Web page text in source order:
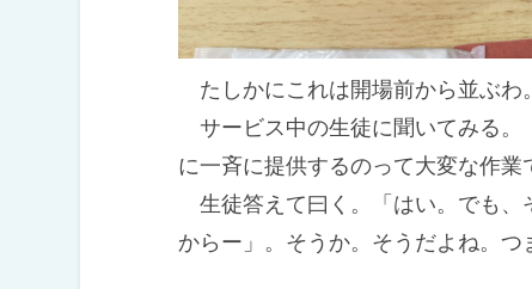
たしかにこれは開場前から並ぶわ。
サービス中の生徒に聞いてみる。
に一斉に提供するのって大変な作業
生徒答えて曰く。「はい。でも、
からー」。そうか。そうだよね。つ